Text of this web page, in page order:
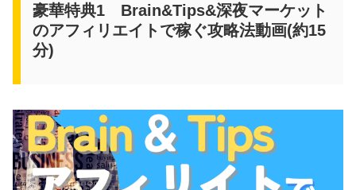
豪華特典1 Brain&Tips&深夜マーケット
のアフィリエイトで稼ぐ攻略法動画(約15
分)